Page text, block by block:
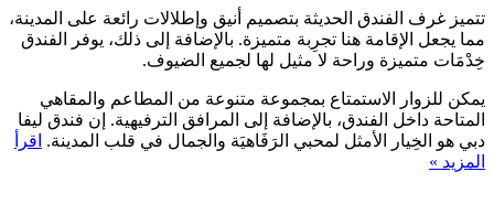
تتميز غرف الفندق الحديثة بتصميم أنيق وإطلالات رائعة على المدينة،
مما يجعل الإقامة هنا تجرِبة متميزة. بالإضافة إلى ذلك، يوفر الفندق
خِدْمَات متميزة وراحة لا مثيل لها لجميع الضيوف.
يمكن للزوار الاستمتاع بمجموعة متنوعة من المطاعم والمقاهي
المتاحة داخل الفندق، بالإضافة إلى المرافق الترفيهية. إن فندق ليفا
دبي هو الخِيار الأمثل لمحبي الرَفَاهيَة والجمال في قلب المدينة. اقرأ
المزيد »